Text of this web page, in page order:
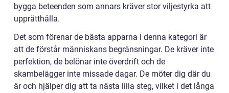
bygga beteenden som annars kräver stor viljestyrka att
upprätthålla.
Det som förenar de bästa apparna i denna kategori är
att de förstår människans begränsningar. De kräver inte
perfektion, de belönar inte överdrift och de
skambelägger inte missade dagar. De möter dig där du
är och hjälper dig att ta nästa lilla steg, vilket i det långa